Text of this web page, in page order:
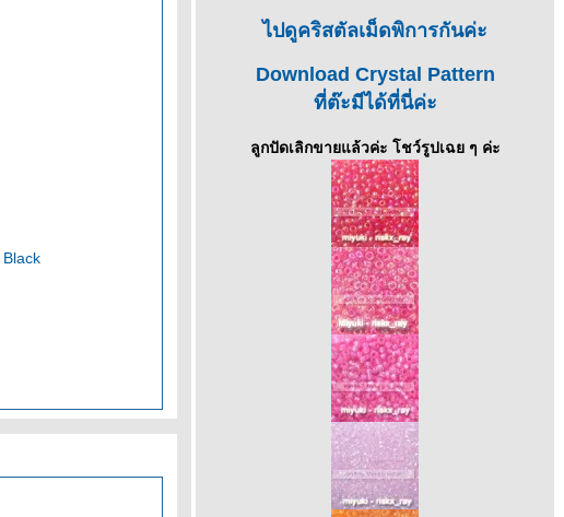
Black
ไปดูคริสตัลเม็ดพิการกันค่ะ
Download Crystal Pattern
ที่ต๊ะมีได้ที่นี่ค่ะ
ลูกปัดเลิกขายแล้วค่ะ โชว์รูปเฉย ๆ ค่ะ